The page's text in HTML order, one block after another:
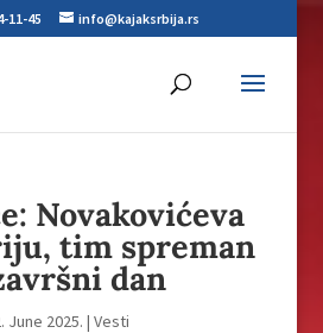
11-45 info@kajaksrbija.rs
Novakovićeva
tim spreman
dan
June 2025. | Vesti